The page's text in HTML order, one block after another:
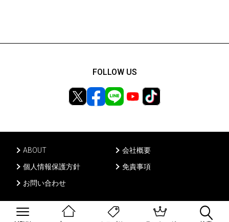
ABOUT
会社概要
個人情報保護方針
免責事項
お問い合わせ
FOLLOW US
Ⓒ PONY CANYON INC, All rights reserved.